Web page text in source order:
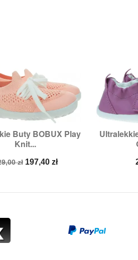
Buty BOBUX Play
Knit...
zł Cena
197,40 zł
Szybki podgląd
Rozmiary:
